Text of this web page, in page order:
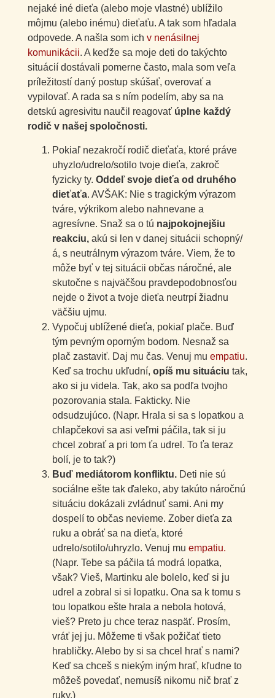
nejaké iné dieťa (alebo moje vlastné) ublížilo
môjmu (alebo inému) dieťaťu. A tak som hľadala
odpovede. A našla som ich v nenásilnej
komunikácii. A keďže sa moje deti do takýchto
situácií dostávali pomerne často, mala som veľa
príležitostí daný postup skúšať, overovať a
vypilovať. A rada sa s ním podelím, aby sa na
detskú agresivitu naučil reagovať úplne každý
rodič v našej spoločnosti.
Pokiaľ nezakročí rodič dieťaťa, ktoré práve
uhyzlo/udrelo/sotilo tvoje dieťa, zakroč
fyzicky ty. Oddeľ svoje dieťa od druhého
dieťaťa. AVŠAK: Nie s tragickým výrazom
tváre, výkrikom alebo nahnevane a
agresívne. Snaž sa o tú najpokojnejšiu
reakciu, akú si len v danej situácii schopný/
á, s neutrálnym výrazom tváre. Viem, že to
môže byť v tej situácii občas náročné, ale
skutočne s najväčšou pravdepodobnosťou
nejde o život a tvoje dieťa neutrpí žiadnu
väčšiu ujmu.
Vypočuj ublížené dieťa, pokiaľ plače. Buď
tým pevným oporným bodom. Nesnaž sa
plač zastaviť. Daj mu čas. Venuj mu empatiu.
Keď sa trochu ukľudní, opíš mu situáciu tak,
ako si ju videla. Tak, ako sa podľa tvojho
pozorovania stala. Fakticky. Nie
odsudzujúco. (Napr. Hrala si sa s lopatkou a
chlapčekovi sa asi veľmi páčila, tak si ju
chcel zobrať a pri tom ťa udrel. To ťa teraz
bolí, je to tak?)
Buď mediátorom konfliktu. Deti nie sú
sociálne ešte tak ďaleko, aby takúto náročnú
situáciu dokázali zvládnuť sami. Ani my
dospelí to občas nevieme. Zober dieťa za
ruku a obráť sa na dieťa, ktoré
udrelo/sotilo/uhryzlo. Venuj mu empatiu.
(Napr. Tebe sa páčila tá modrá lopatka,
však? Vieš, Martinku ale bolelo, keď si ju
udrel a zobral si si lopatku. Ona sa k tomu s
tou lopatkou ešte hrala a nebola hotová,
vieš? Preto ju chce teraz naspäť. Prosím,
vráť jej ju. Môžeme ti však požičať tieto
hrabličky. Alebo by si sa chcel hrať s nami?
Keď sa chceš s niekým iným hrať, kľudne to
môžeš povedať, nemusíš nikomu nič brať z
ruky.)